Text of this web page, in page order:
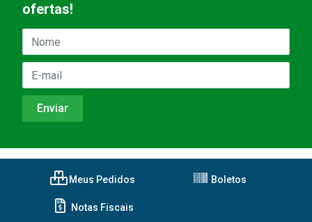
ofertas!
Meus Pedidos Boletos
Notas Fiscais